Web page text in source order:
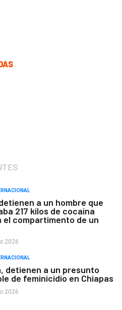
a un hombre que
217 kilos de cocaína
el compartimento de un
2026
detienen a un presunto
de feminicidio en Chiapas
2026